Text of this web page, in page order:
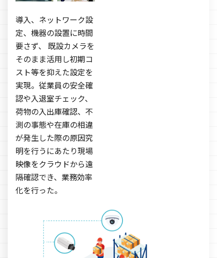
導入、ネットワーク設
定、機器の設置に時間
要さず、 既設カメラを
そのまま活用し初期コ
スト等を抑えた設定を
実現。従業員の安全確
認や入退室チェック、
荷物の入出庫確認、不
測の事態や在庫の相違
が発生した際の原因究
明を行うにあたり現場
映像をクラウドから遠
隔確認でき、業務効率
化を行った。